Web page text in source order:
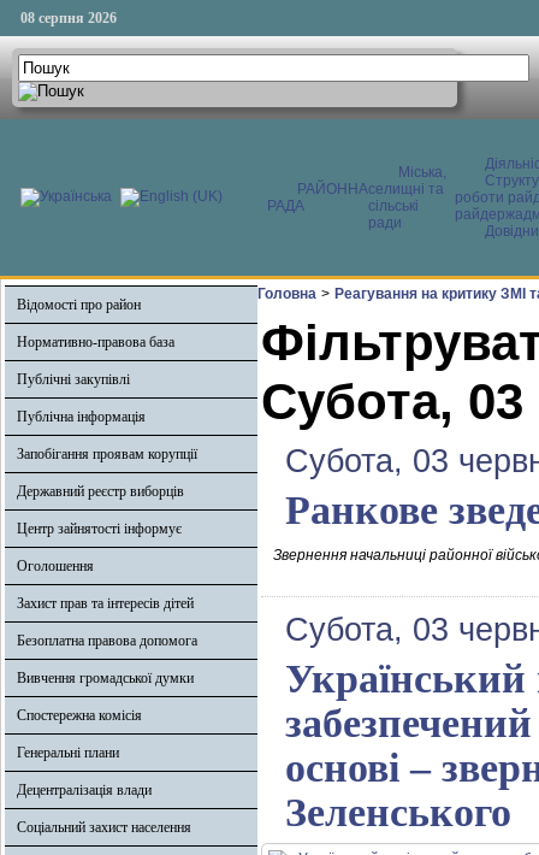
08 серпня 2026
РАЙОННА
РАДА
Міська,
селищні та
сільські
ради
роботи
Відомості про район
Нормативно-правова база
Публічні закупівлі
Публічна інформація
Запобігання проявам корупції
Державний реєстр виборців
Центр зайнятості інформує
Оголошення
Захист прав та інтересів дітей
Безоплатна правова допомога
Вивчення громадської думки
Спостережна комісія
Генеральні плани
Децентралізація влади
Соціальний захист населення
Головна > Реагування на критику ЗМІ
Субота,
Субота, 03
Ранкове
Звернення начальниці районної
Субота, 03
основі –
Зеленського